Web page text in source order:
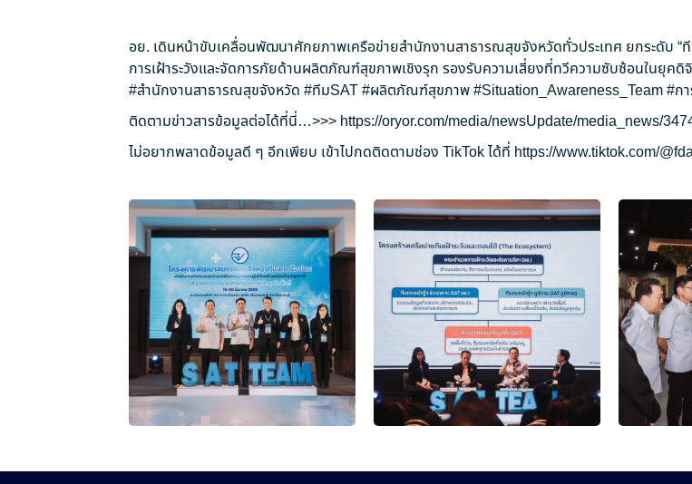
อย. เดินหน้าขับเคลื่อนพัฒนาศักยภาพเครือข่ายสำนักงานสาธารณสุขจังหวัดทั่วประเทศ ยกระดับ “
การเฝ้าระวังและจัดการภัยด้านผลิตภัณฑ์สุขภาพเชิงรุก รองรับความเสี่ยงที่ทวีความซับซ้อนในยุคดิ
#สำนักงานสาธารณสุขจังหวัด #ทีมSAT#ผลิตภัณฑ์สุขภาพ#Situation_Awareness_Team#กา
ติดตามข่าวสารข้อมูลต่อได้ที่นี่…>>> https://oryor.com/media/newsUpdate/media_news/
ไม่อยากพลาดข้อมูลดี ๆ อีกเพียบ เข้าไปกดติดตามช่อง TikTok ได้ที่ https://www.tiktok.com/